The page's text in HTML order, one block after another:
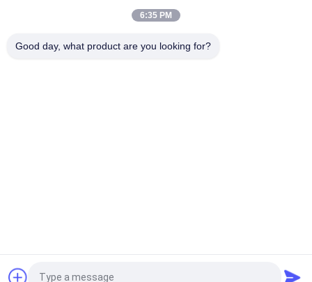
6:35 PM
Good day, what product are you looking for?